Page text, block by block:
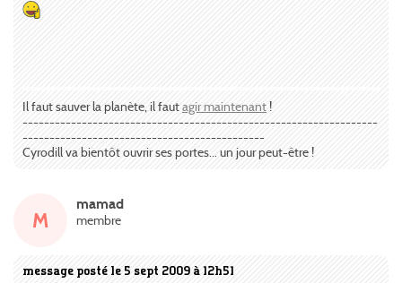
Il faut sauver la planète, il fautagir maintenant!
------------------------------------------------------------------
---------------------------------------------
Cyrodill va bientôt ouvrir ses portes... un jour peut-être !
message posté le 5 sept 2009 à 12h51
M
mamad
membre